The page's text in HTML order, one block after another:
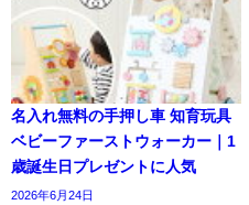
名入れ無料の手押し車 知育玩具
ベビーファーストウォーカー｜1
歳誕生日プレゼントに人気
2026年6月24日